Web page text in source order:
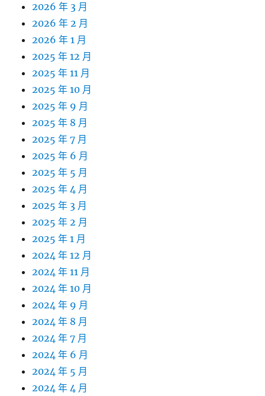
2026 年 3 月
2026 年 2 月
2026 年 1 月
2025 年 12 月
2025 年 11 月
2025 年 10 月
2025 年 9 月
2025 年 8 月
2025 年 7 月
2025 年 6 月
2025 年 5 月
2025 年 4 月
2025 年 3 月
2025 年 2 月
2025 年 1 月
2024 年 12 月
2024 年 11 月
2024 年 10 月
2024 年 9 月
2024 年 8 月
2024 年 7 月
2024 年 6 月
2024 年 5 月
2024 年 4 月